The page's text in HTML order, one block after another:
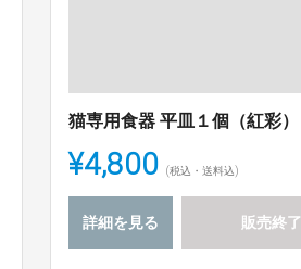
猫専用食器 平皿１個（紅彩）
¥4,800 (税込・送料込)
詳細を見る 販売終了